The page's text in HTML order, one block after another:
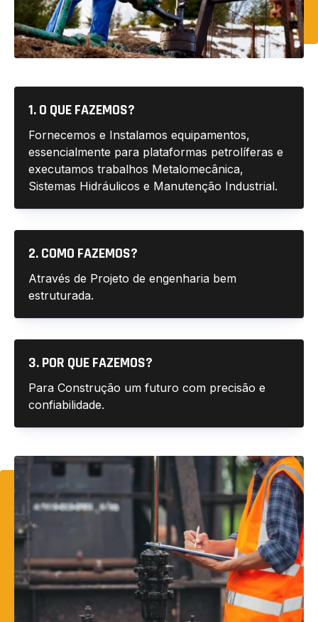
1. O QUE FAZEMOS?
Fornecemos e Instalamos equipamentos,
essencialmente para plataformas petrolíferas e
executamos trabalhos Metalomecânica,
Sistemas Hidráulicos e Manutenção Industrial.
2. COMO FAZEMOS?
Através de Projeto de engenharia bem
estruturada.
3. POR QUE FAZEMOS?
Para Construção um futuro com precisão e
confiabilidade.